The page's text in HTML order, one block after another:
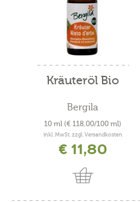
Kräuteröl Bio
Bergila
10 ml (€ 118,00/100 ml)
inkl. MwSt. zzgl. Versandkosten
€ 11,80